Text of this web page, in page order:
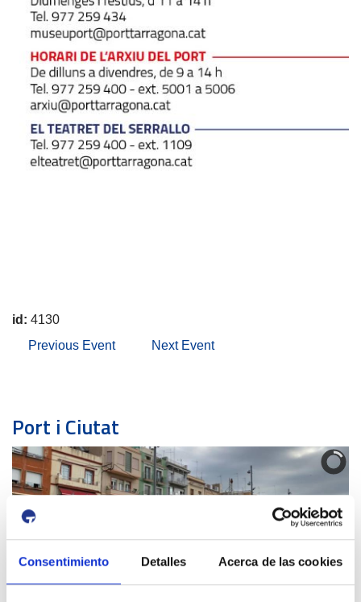
Consentimiento Detalles Acerca de las cookies
id: 4130
Previous Event
Next Event
Port i Ciutat
L'ENTORN DEL PORT